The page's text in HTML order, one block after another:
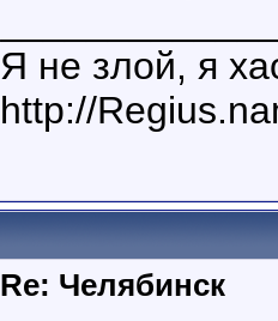
Я не злой, я
http://
Re: Челябинск